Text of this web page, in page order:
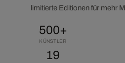
limitierte Editionen für mehr
500+
KÜNSTLER
19